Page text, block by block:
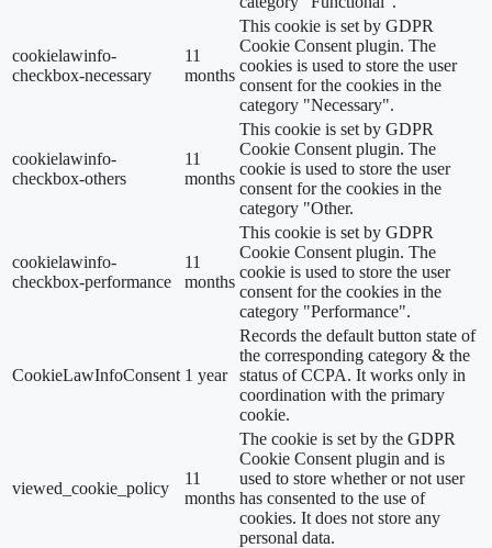
cookielawinfo-
checkbox-necessary
11
months
This cookie is set by GDPR
Cookie Consent plugin. The
cookies is used to store the user
consent for the cookies in the
category "Necessary".
cookielawinfo-
checkbox-others
11
months
This cookie is set by GDPR
Cookie Consent plugin. The
cookie is used to store the user
consent for the cookies in the
category "Other.
cookielawinfo-
checkbox-performance
11
months
This cookie is set by GDPR
Cookie Consent plugin. The
cookie is used to store the user
consent for the cookies in the
category "Performance".
CookieLawInfoConsent 1 year
Records the default button state of
the corresponding category & the
status of CCPA. It works only in
coordination with the primary
cookie.
viewed_cookie_policy
11
months
The cookie is set by the GDPR
Cookie Consent plugin and is
used to store whether or not user
has consented to the use of
cookies. It does not store any
personal data.